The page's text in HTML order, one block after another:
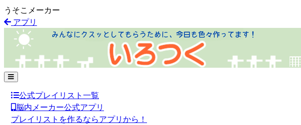
うそこメーカー
アプリ
公式プレイリスト一覧
脳内メーカー公式アプリ
プレイリストを作るならアプリから！